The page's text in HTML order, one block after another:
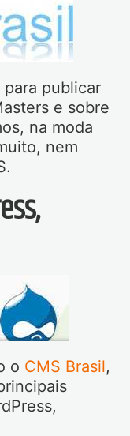
publicar
e sobre
na moda
nem
o CMS Brasil,